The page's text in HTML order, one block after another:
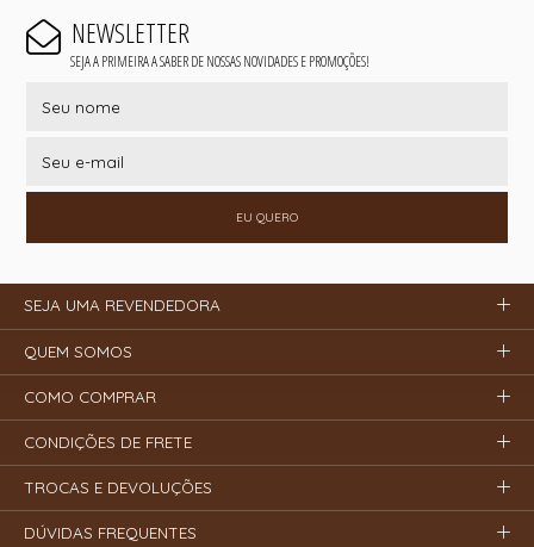
NEWSLETTER
SEJA A PRIMEIRA A SABER DE NOSSAS NOVIDADES E PROMOÇÕES!
EU QUERO
SEJA UMA REVENDEDORA
QUEM SOMOS
COMO COMPRAR
CONDIÇÕES DE FRETE
TROCAS E DEVOLUÇÕES
DÚVIDAS FREQUENTES